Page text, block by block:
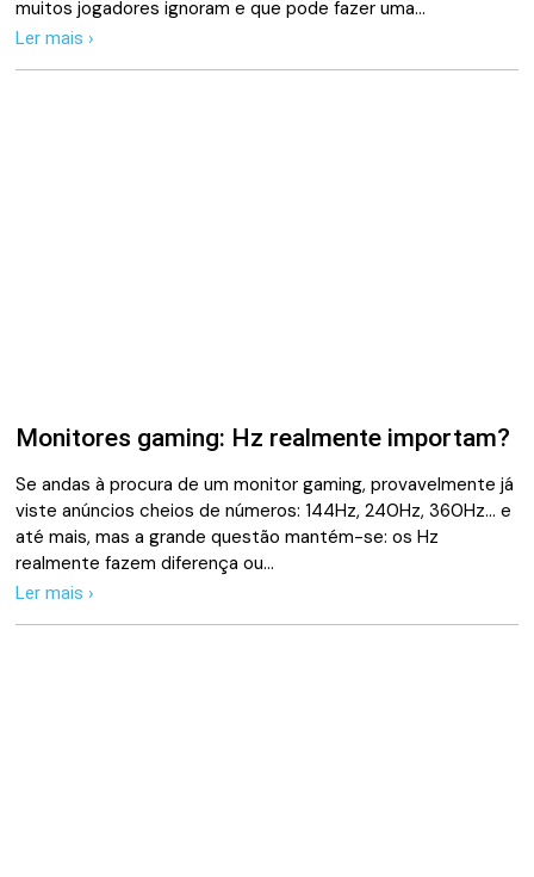
muitos jogadores ignoram e que pode fazer uma…
Ler mais ›
Monitores gaming: Hz realmente importam?
Se andas à procura de um monitor gaming, provavelmente já
viste anúncios cheios de números: 144Hz, 240Hz, 360Hz… e
até mais, mas a grande questão mantém-se: os Hz
realmente fazem diferença ou…
Ler mais ›